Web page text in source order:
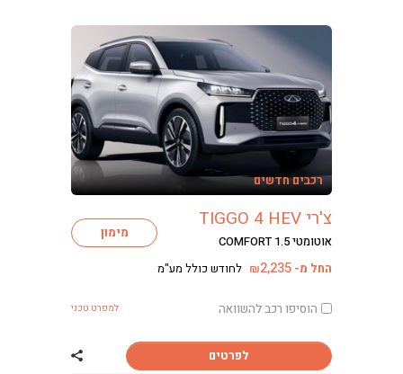
רכבים חדשים
צ'רי TIGGO 4 HEV
אוטומטי COMFORT 1.5 מימון
החל מ- ₪2,235 לחודש כולל מע"מ
הוסיפו רכב להשוואה למפרט טכני
לפרטים שתף רכב צ'רי TIGGO 4 HEV